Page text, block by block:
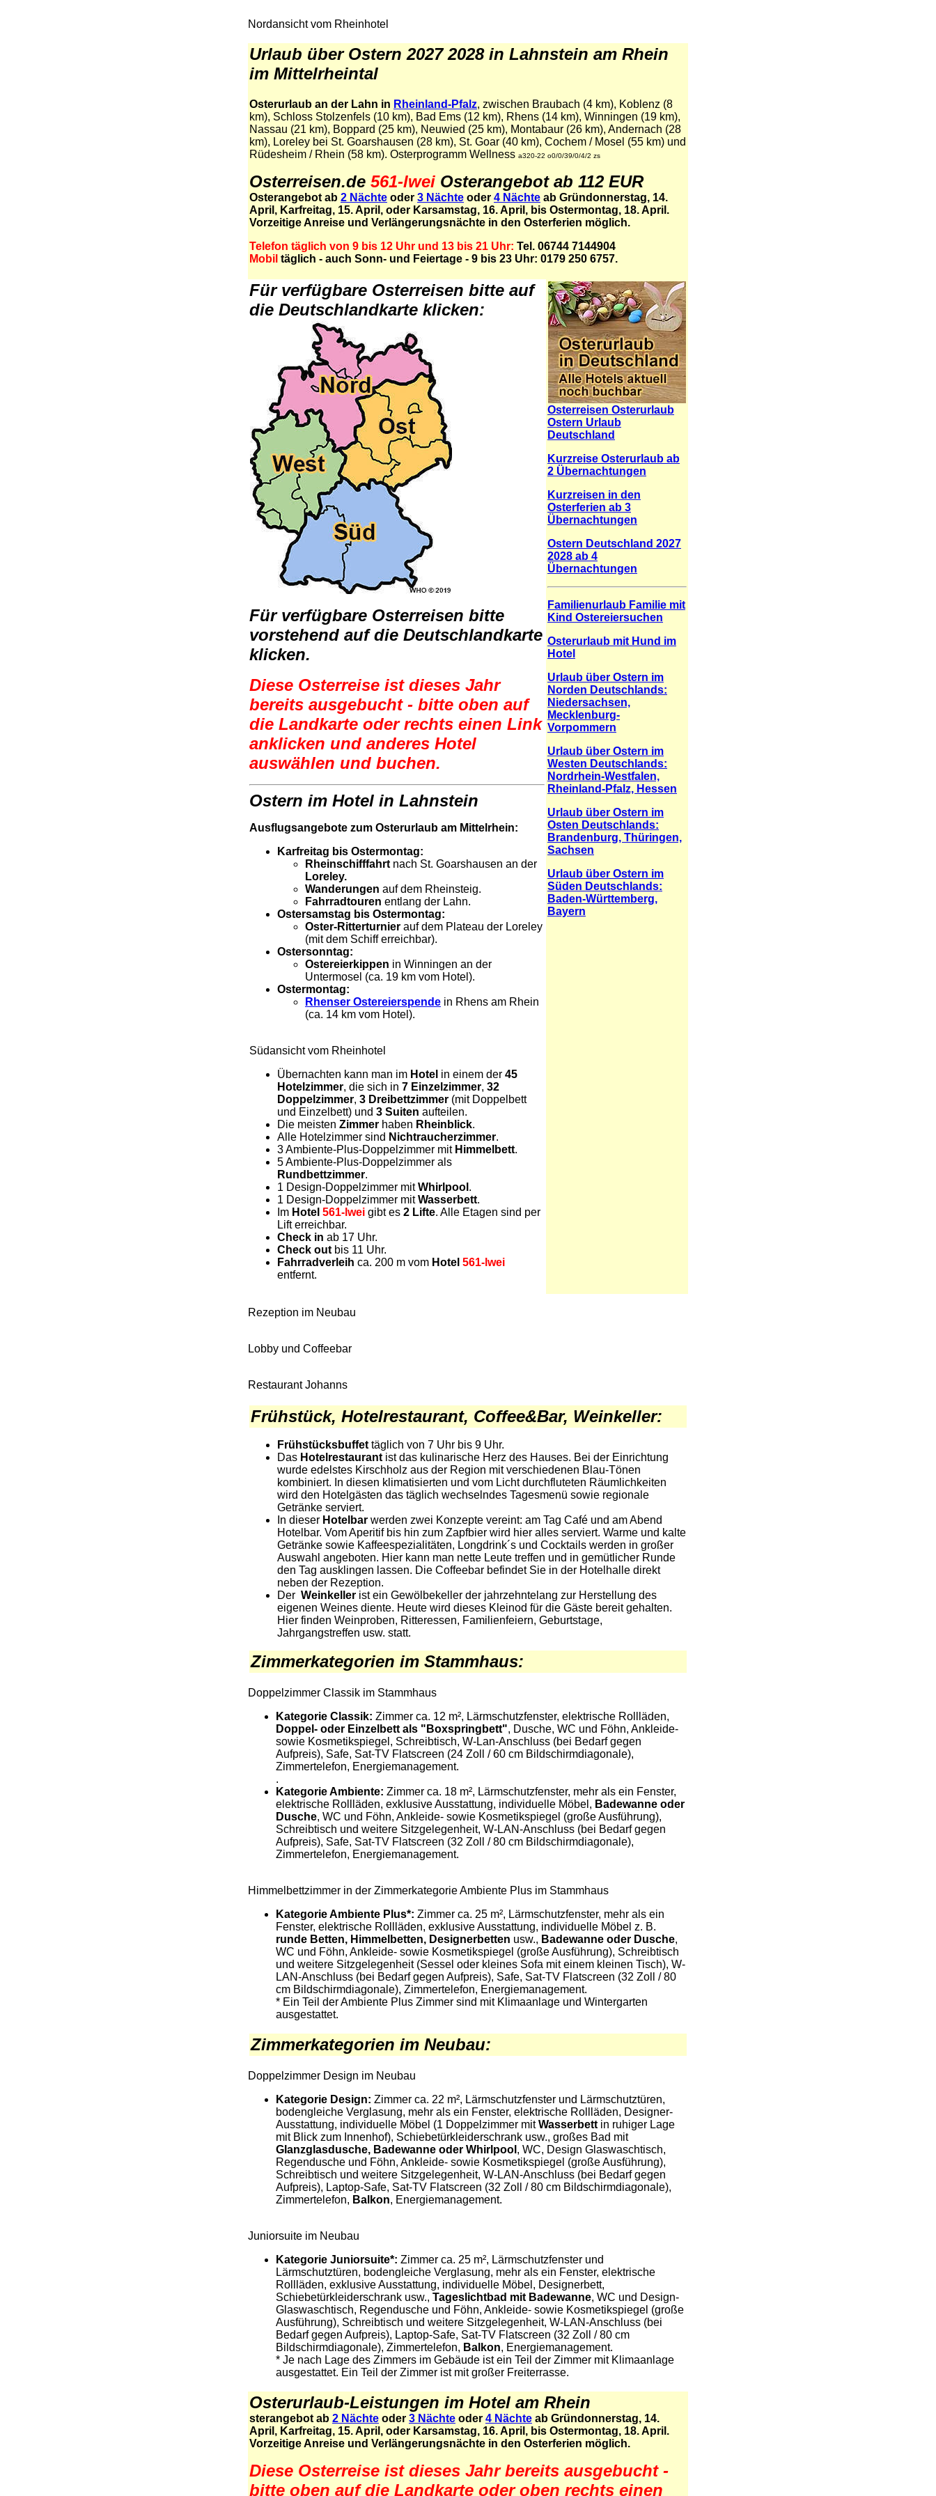
Nordansicht vom Rheinhotel
Urlaub über Ostern 2027 2028 in Lahnstein am Rhein
im Mittelrheintal
Osterurlaub an der Lahn in Rheinland-Pfalz, zwischen Braubach (4 km), Koblenz (8
km), Schloss Stolzenfels (10 km), Bad Ems (12 km), Rhens (14 km), Winningen (19 km),
Nassau (21 km), Boppard (25 km), Neuwied (25 km), Montabaur (26 km), Andernach (28
km), Loreley bei St. Goarshausen (28 km), St. Goar (40 km), Cochem / Mosel (55 km) und
Rüdesheim / Rhein (58 km). Osterprogramm Wellness a320-22 o0/0/39/0/4/2 zs
Osterreisen.de 561-lwei Osterangebot ab 112 EUR
Osterangebot ab 2 Nächte oder 3 Nächte oder 4 Nächte ab Gründonnerstag, 14.
April, Karfreitag, 15. April , oder Karsamstag, 16. April, bis Ostermontag, 18. April.
Vorzeitige Anreise und Verlängerungsnächte in den Osterferien möglich.
Telefon täglich von 9 bis 12 Uhr und 13 bis 21 Uhr: Tel. 06744 7144904
Mobil täglich - auch Sonn- und Feiertage - 9 bis 23 Uhr: 0179 250 6757.
Für verfügbare Osterreisen bitte auf
die Deutschlandkarte klicken:
Für verfügbare Osterreisen bitte
vorstehend auf die Deutschlandkarte
klicken.
Diese Osterreise ist dieses Jahr
bereits ausgebucht - bitte oben auf
die Landkarte oder rechts einen Link
anklicken und anderes Hotel
auswählen und buchen.
Ostern im Hotel in Lahnstein
Ausflugsangebote zum Osterurlaub am Mittelrhein:
Karfreitag bis Ostermontag:
Rheinschifffahrt nach St. Goarshausen an der
Loreley.
Wanderungen auf dem Rheinsteig.
Fahrradtouren entlang der Lahn.
Ostersamstag bis Ostermontag:
Oster-Ritterturnier auf dem Plateau der Loreley
(mit dem Schiff erreichbar).
Ostersonntag:
Ostereierkippen in Winningen an der
Untermosel (ca. 19 km vom Hotel).
Ostermontag:
Rhenser Ostereierspende in Rhens am Rhein
(ca. 14 km vom Hotel).
Südansicht vom Rheinhotel
Übernachten kann man im Hotel in einem der 45
Hotelzimmer, die sich in 7 Einzelzimmer, 32
Doppelzimmer, 3 Dreibettzimmer (mit Doppelbett
und Einzelbett) und 3 Suiten aufteilen.
Die meisten Zimmer haben Rheinblick.
Alle Hotelzimmer sind Nichtraucherzimmer.
3 Ambiente-Plus-Doppelzimmer mit Himmelbett.
5 Ambiente-Plus-Doppelzimmer als
Rundbettzimmer.
1 Design-Doppelzimmer mitWhirlpool .
1 Design-Doppelzimmer mitWasserbett.
Im Hotel 561-lwei gibt es 2 Lifte. Alle Etagen sind per
Lift erreichbar.
Check in ab 17 Uhr.
Check out bis 11 Uhr.
Fahrradverleih ca. 200 m vom Hotel 561-lwei
entfernt.
Osterreisen Osterurlaub
Ostern Urlaub
Deutschland
Kurzreise Osterurlaub ab
2 Übernachtungen
Kurzreisen in den
Osterferien ab 3
Übernachtungen
Ostern Deutschland 2027
2028 ab 4
Übernachtungen
Familienurlaub Familie mit
Kind Ostereiersuchen
Osterurlaub mit Hund im
Hotel
Urlaub über Ostern im
Norden Deutschlands:
Niedersachsen,
Mecklenburg-
Vorpommern
Urlaub über Ostern im
Westen Deutschlands:
Nordrhein-Westfalen,
Rheinland-Pfalz, Hessen
Urlaub über Ostern im
Osten Deutschlands:
Brandenburg, Thüringen,
Sachsen
Urlaub über Ostern im
Süden Deutschlands:
Baden-Württemberg,
Bayern
Rezeption im Neubau
Lobby und Coffeebar
Restaurant Johanns
Frühstück, Hotelrestaurant, Coffee&Bar, Weinkeller:
Frühstücksbuffet täglich von 7 Uhr bis 9 Uhr.
Das Hotelrestaurant ist das kulinarische Herz des Hauses. Bei der Einrichtung
wurde edelstes Kirschholz aus der Region mit verschiedenen Blau-Tönen
kombiniert. In diesen klimatisierten und vom Licht durchfluteten Räumlichkeiten
wird den Hotelgästen das täglich wechselndes Tagesmenü sowie regionale
Getränke serviert.
In dieser Hotelbar werden zwei Konzepte vereint: am Tag Café und am Abend
Hotelbar. Vom Aperitif bis hin zum Zapfbier wird hier alles serviert. Warme und kalte
Getränke sowie Kaffeespezialitäten, Longdrink´s und Cocktails werden in großer
Auswahl angeboten. Hier kann man nette Leute treffen und in gemütlicher Runde
den Tag ausklingen lassen. Die Coffeebar befindet Sie in der Hotelhalle direkt
neben der Rezeption.
Der Weinkeller ist ein Gewölbekeller der jahrzehntelang zur Herstellung des
eigenen Weines diente. Heute wird dieses Kleinod für die Gäste bereit gehalten.
Hier finden Weinproben, Ritteressen, Familienfeiern, Geburtstage,
Jahrgangstreffen usw. statt.
Zimmerkategorien im Stammhaus:
Doppelzimmer Classik im Stammhaus
Kategorie Classik: Zimmer ca. 12 m², Lärmschutzfenster, elektrische Rollläden,
Doppel- oder Einzelbett als "Boxspringbett", Dusche, WC und Föhn, Ankleide-
sowie Kosmetikspiegel, Schreibtisch, W-Lan-Anschluss (bei Bedarf gegen
Aufpreis), Safe, Sat-TV Flatscreen (24 Zoll / 60 cm Bildschirmdiagonale),
Zimmertelefon, Energiemanagement.
.
Kategorie Ambiente: Zimmer ca. 18 m², Lärmschutzfenster, mehr als ein Fenster,
elektrische Rollläden, exklusive Ausstattung, individuelle Möbel, Badewanne oder
Dusche, WC und Föhn, Ankleide- sowie Kosmetikspiegel (große Ausführung),
Schreibtisch und weitere Sitzgelegenheit, W-LAN-Anschluss (bei Bedarf gegen
Aufpreis), Safe, Sat-TV Flatscreen (32 Zoll / 80 cm Bildschirmdiagonale),
Zimmertelefon, Energiemanagement.
Himmelbettzimmer in der Zimmerkategorie Ambiente Plus im Stammhaus
Kategorie Ambiente Plus*: Zimmer ca. 25 m², Lärmschutzfenster, mehr als ein
Fenster, elektrische Rollläden, exklusive Ausstattung, individuelle Möbel z. B.
runde Betten, Himmelbetten, Designerbetten usw., Badewanne oder Dusche,
WC und Föhn, Ankleide- sowie Kosmetikspiegel (große Ausführung), Schreibtisch
und weitere Sitzgelegenheit (Sessel oder kleines Sofa mit einem kleinen Tisch), W-
LAN-Anschluss (bei Bedarf gegen Aufpreis), Safe, Sat-TV Flatscreen (32 Zoll / 80
cm Bildschirmdiagonale), Zimmertelefon, Energiemanagement.
* Ein Teil der Ambiente Plus Zimmer sind mit Klimaanlage und Wintergarten
ausgestattet.
Zimmerkategorien im Neubau:
Doppelzimmer Design im Neubau
Kategorie Design: Zimmer ca. 22 m², Lärmschutzfenster und Lärmschutztüren,
bodengleiche Verglasung, mehr als ein Fenster, elektrische Rollläden, Designer-
Ausstattung, individuelle Möbel (1 Doppelzimmer mitWasserbett in ruhiger Lage
mit Blick zum Innenhof), Schiebetürkleiderschrank usw., großes Bad mit
Glanzglasdusche, Badewanne oder Whirlpool , WC, Design Glaswaschtisch,
Regendusche und Föhn, Ankleide- sowie Kosmetikspiegel (große Ausführung),
Schreibtisch und weitere Sitzgelegenheit, W-LAN-Anschluss (bei Bedarf gegen
Aufpreis), Laptop-Safe, Sat-TV Flatscreen (32 Zoll / 80 cm Bildschirmdiagonale),
Zimmertelefon, Balkon, Energiemanagement.
Juniorsuite im Neubau
Kategorie Juniorsuite*: Zimmer ca. 25 m², Lärmschutzfenster und
Lärmschutztüren, bodengleiche Verglasung, mehr als ein Fenster, elektrische
Rollläden, exklusive Ausstattung, individuelle Möbel, Designerbett,
Schiebetürkleiderschrank usw., Tageslichtbad mit Badewanne, WC und Design-
Glaswaschtisch, Regendusche und Föhn, Ankleide- sowie Kosmetikspiegel (große
Ausführung), Schreibtisch und weitere Sitzgelegenheit, W-LAN-Anschluss (bei
Bedarf gegen Aufpreis), Laptop-Safe, Sat-TV Flatscreen (32 Zoll / 80 cm
Bildschirmdiagonale), Zimmertelefon, Balkon, Energiemanagement.
* Je nach Lage des Zimmers im Gebäude ist ein Teil der Zimmer mit Klimaanlage
ausgestattet. Ein Teil der Zimmer ist mit großer Freiterrasse.
Osterurlaub-Leistungen im Hotel am Rhein
sterangebot ab 2 Nächte oder 3 Nächte oder 4 Nächte ab Gründonnerstag, 14.
April, Karfreitag, 15. April , oder Karsamstag, 16. April, bis Ostermontag, 18. April.
Vorzeitige Anreise und Verlängerungsnächte in den Osterferien möglich.
Diese Osterreise ist dieses Jahr bereits ausgebucht -
bitte oben auf die Landkarte oder oben rechts einen